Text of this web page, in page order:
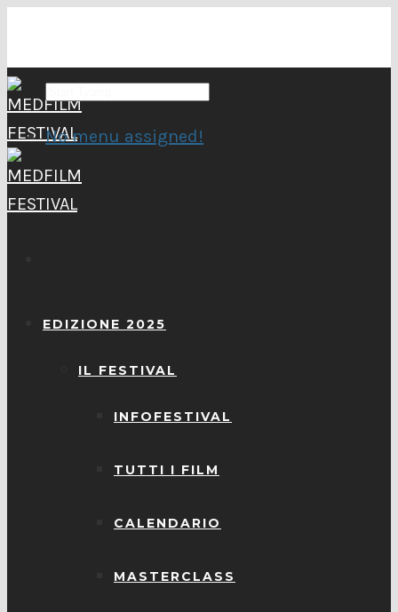
EDIZIONE 2025
IL FESTIVAL
INFOFESTIVAL
TUTTI I FILM
CALENDARIO
MASTERCLASS
No menu assigned!